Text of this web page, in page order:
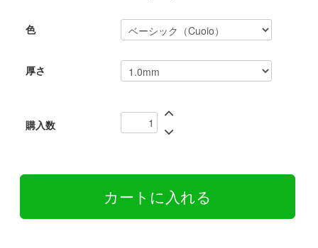
色
厚さ
購入数